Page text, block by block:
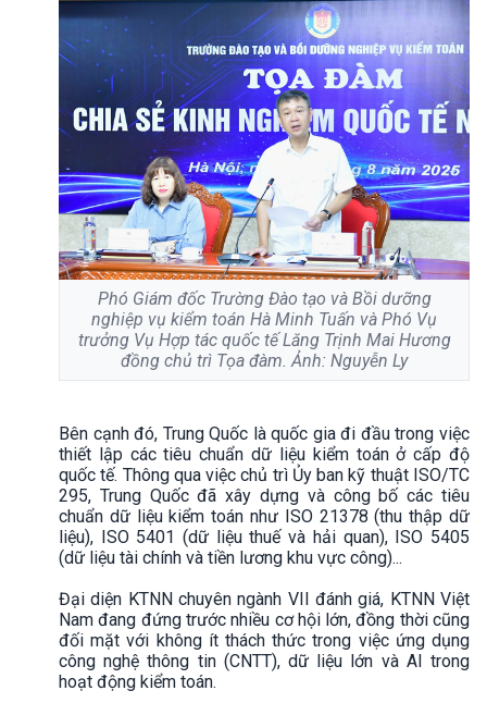
Phó Giám đốc Trường Đào tạo và Bồi dưỡng
nghiệp vụ kiểm toán Hà Minh Tuấn và Phó Vụ
trưởng Vụ Hợp tác quốc tế Lăng Trịnh Mai Hương
đồng chủ trì Tọa đàm. Ảnh: Nguyễn Ly
Bên cạnh đó, Trung Quốc là quốc gia đi đầu trong việc
thiết lập các tiêu chuẩn dữ liệu kiểm toán ở cấp độ
quốc tế. Thông qua việc chủ trì Ủy ban kỹ thuật ISO/TC
295, Trung Quốc đã xây dựng và công bố các tiêu
chuẩn dữ liệu kiểm toán như ISO 21378 (thu thập dữ
liệu), ISO 5401 (dữ liệu thuế và hải quan), ISO 5405
(dữ liệu tài chính và tiền lương khu vực công)...
Đại diện KTNN chuyên ngành VII đánh giá, KTNN Việt
Nam đang đứng trước nhiều cơ hội lớn, đồng thời cũng
đối mặt với không ít thách thức trong việc ứng dụng
công nghệ thông tin (CNTT), dữ liệu lớn và AI trong
hoạt động kiểm toán.